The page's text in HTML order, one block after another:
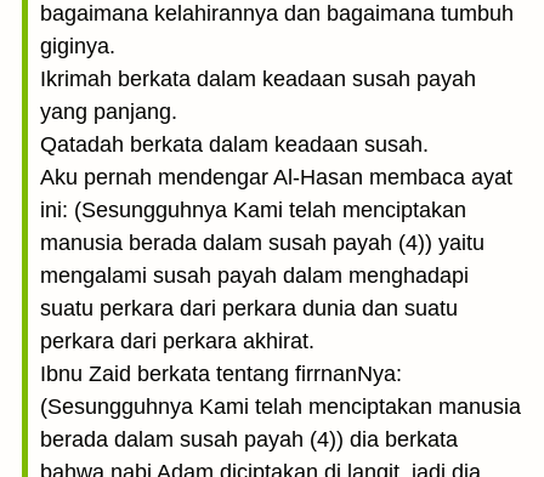
bagaimana kelahirannya dan bagaimana tumbuh
giginya.
Ikrimah berkata dalam keadaan susah payah
yang panjang.
Qatadah berkata dalam keadaan susah.
Aku pernah mendengar Al-Hasan membaca ayat
ini: (Sesungguhnya Kami telah menciptakan
manusia berada dalam susah payah (4)) yaitu
mengalami susah payah dalam menghadapi
suatu perkara dari perkara dunia dan suatu
perkara dari perkara akhirat.
Ibnu Zaid berkata tentang firrnanNya:
(Sesungguhnya Kami telah menciptakan manusia
berada dalam susah payah (4)) dia berkata
bahwa nabi Adam diciptakan di langit, jadi dia